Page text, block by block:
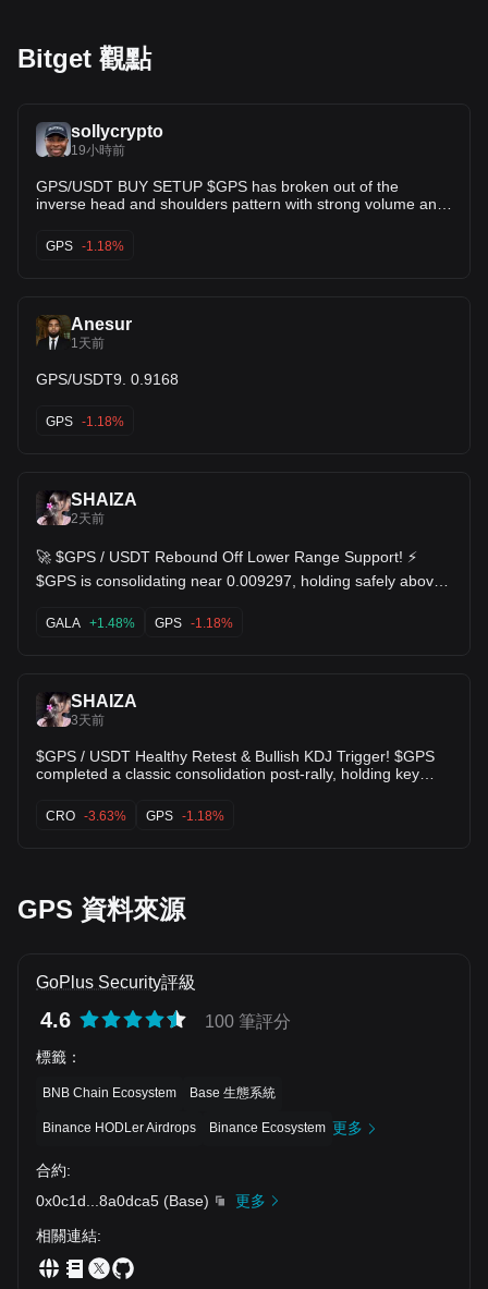
Bitget 觀點
sollycrypto
19小時前
GPS/USDT BUY SETUP $GPS has broken out of the
inverse head and shoulders pattern with strong volume and
and continuation potential. It now looks ready for a massive
upward move. 🚀
GPS -1.18%
Anesur
1天前
GPS/USDT9. 0.9168
GPS -1.18%
SHAIZA
2天前
🚀 $GPS / USDT Rebound Off Lower Range Support! ⚡️
$GPS is consolidating near 0.009297, holding safely above
up from oversold levels, signaling building buyer demand 📊
GALA +1.48% GPS -1.18%
SHAIZA
3天前
$GPS / USDT Healthy Retest & Bullish KDJ Trigger! $GPS
completed a classic consolidation post-rally, holding key
triggered a strong bullish crossover with J expanding to
CRO -3.63% GPS -1.18%
GPS 資料來源
GoPlus Security評級
4.6 100 筆評分
標籤 ：
BNB Chain Ecosystem Base 生態系統
Binance HODLer Airdrops Binance Ecosystem 更多
合約:
0x0c1d
8a0dca5 (Base)
更多
相關連結: